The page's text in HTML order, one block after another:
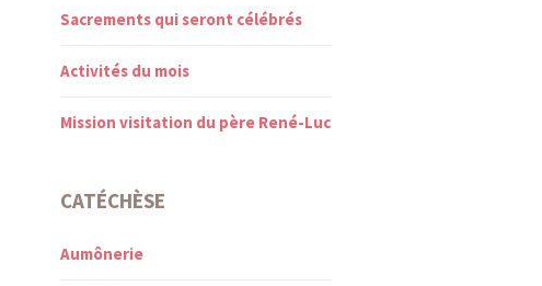
Sacrements qui seront célébrés
Activités du mois
Mission visitation du père René-Luc
CATÉCHÈSE
Aumônerie